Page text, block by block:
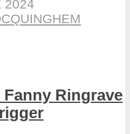
2024
Ringrave